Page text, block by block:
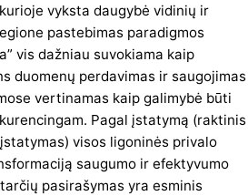
vyksta daugybė vidinių ir
pastebimas paradigmos
vis dažniau suvokiama kaip
duomenų perdavimas ir saugojimas
vertinamas kaip galimybė būti
Pagal įstatymą (raktinis
visos ligoninės privalo
saugumo ir efektyvumo
pasirašymas yra esminis